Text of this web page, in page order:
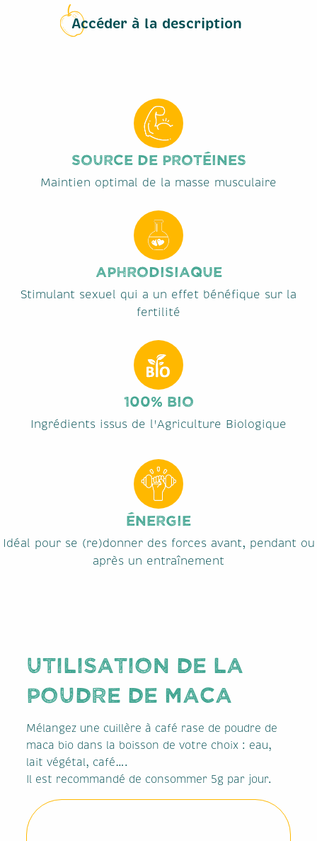
Accéder à la description
SOURCE DE PROTÉINES
Maintien optimal de la masse musculaire
APHRODISIAQUE
Stimulant sexuel qui a un effet bénéfique sur la
fertilité
100% BIO
Ingrédients issus de l'Agriculture Biologique
ÉNERGIE
Idéal pour se (re)donner des forces avant, pendant ou
après un entraînement
Utilisation de la
poudre de MACA
Mélangez une cuillère à café rase de poudre de
maca bio dans la boisson de votre choix : eau,
lait végétal, café….
Il est recommandé de consommer 5g par jour.